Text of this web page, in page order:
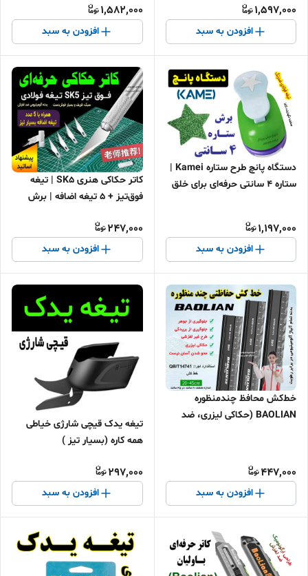
1,597,000
افزودن به سبد
1,582,000
افزودن به سبد
دستگاه پانچ طرح ستاره Kamei |
ستاره 4 سانتی حرفه‌ای برای خلق
1,197,000
افزودن به سبد
کاتر حکاکی هنری SK5 | تیغه
فوق‌تیز + ۵ تیغه اضافه | برش
247,000
افزودن به سبد
خط‌کش محافظ چندمنظوره
BAOLIAN (حکاکی لیزری، ضد
447,000
افزودن به سبد
تیغه یدک قیچی شارژی خیاطی
همه کاره (بسیار تیز )
297,000
افزودن به سبد